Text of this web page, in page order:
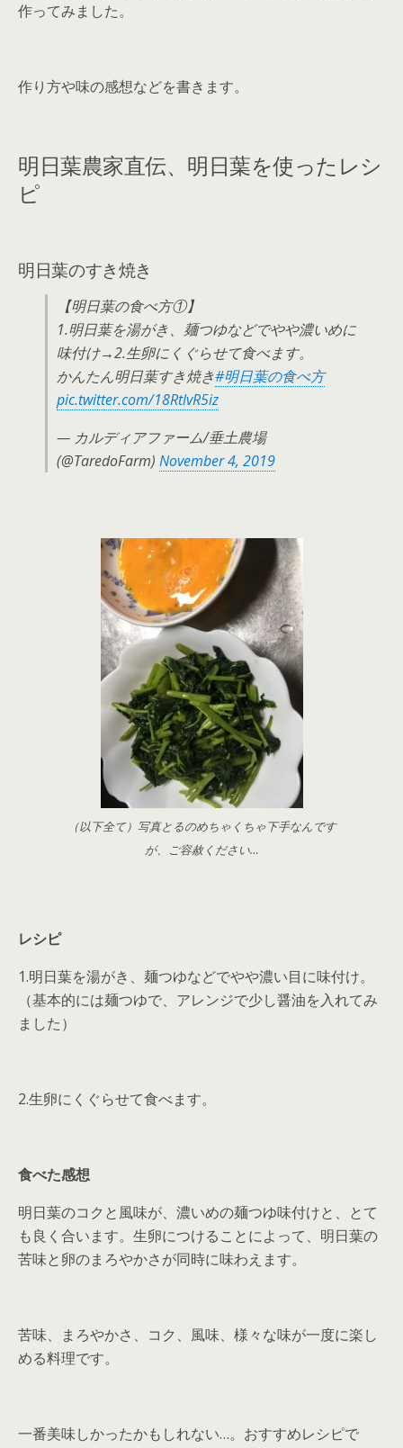
作ってみました。
作り方や味の感想などを書きます。
明日葉農家直伝、明日葉を使ったレシ
ピ
明日葉のすき焼き
【明日葉の食べ方①】
1.明日葉を湯がき、麺つゆなどでやや濃いめに
味付け→2.生卵にくぐらせて食べます。
かんたん明日葉すき焼き#明日葉の食べ方
pic.twitter.com/18RtlvR5iz
— カルディアファーム/垂土農場
(@TaredoFarm) November 4, 2019
（以下全て）写真とるのめちゃくちゃ下手なんです
が、ご容赦ください…
レシピ
1.明日葉を湯がき、麺つゆなどでやや濃い目に味付け。
（基本的には麺つゆで、アレンジで少し醤油を入れてみ
ました）
2.生卵にくぐらせて食べます。
食べた感想
明日葉のコクと風味が、濃いめの麺つゆ味付けと、とて
も良く合います。生卵につけることによって、明日葉の
苦味と卵のまろやかさが同時に味わえます。
苦味、まろやかさ、コク、風味、様々な味が一度に楽し
める料理です。
一番美味しかったかもしれない…。おすすめレシピで